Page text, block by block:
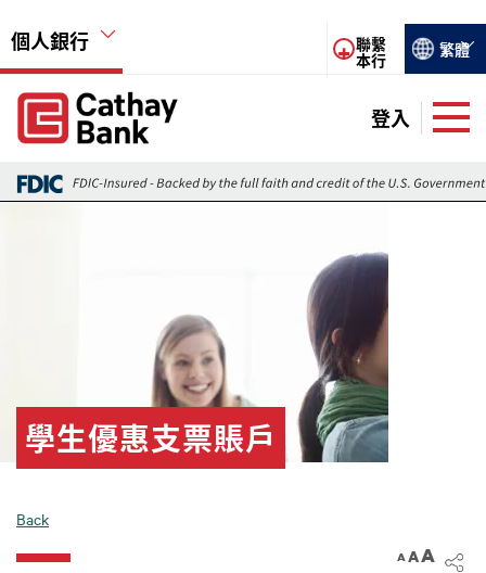
個人銀行
Global Header Hierarchy Menu
聯繫
本行
Select
繁體
登入
Global Header Hierarchy Menu
支票賬戶
電子銀行
學生優惠支票賬戶
Back
A
A A